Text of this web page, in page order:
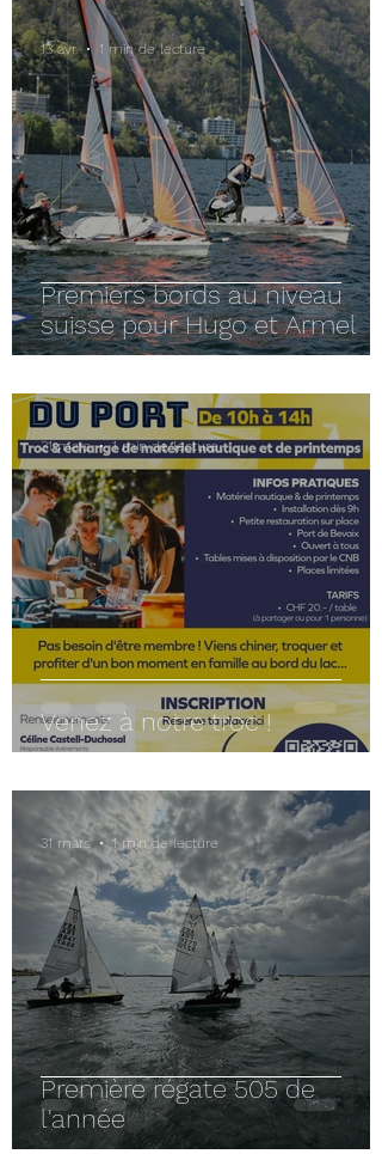
Premiers bords au niveau
suisse pour Hugo et Armel
13 avr. 1 min de lecture
Venez à notre troc !
31 mars 1 min de lecture
Première régate 505 de
l'année
31 mars 1 min de lecture